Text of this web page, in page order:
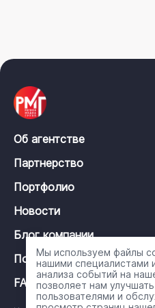
Об агентстве
Партнерство
Портфолио
Новости
Блог компании
Политика
FAQ
Мы используем файлы
нашими специалистами
анализа событий на
позволяет нам
пользователями и